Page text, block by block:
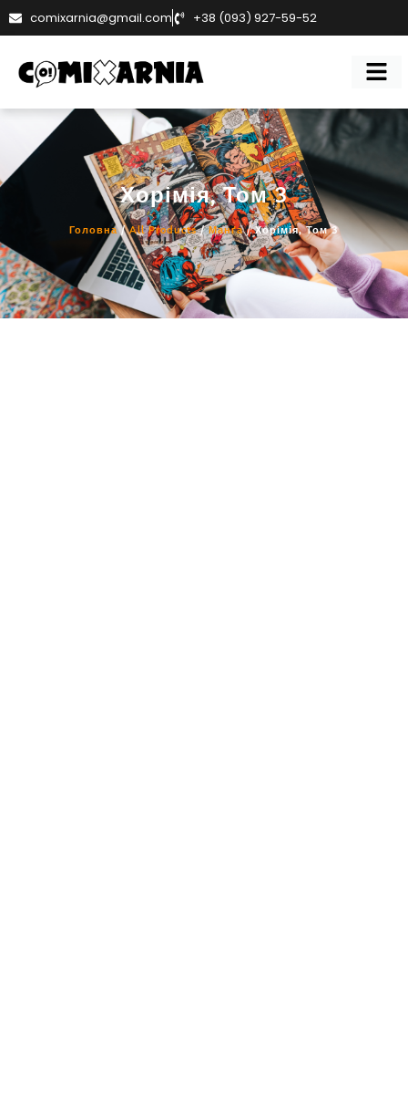
comixarnia@gmail.com +38 (093) 927-59-52
Хорімія, Том 3
Головна/All Products/Манґа/ Хорімія, Том 3